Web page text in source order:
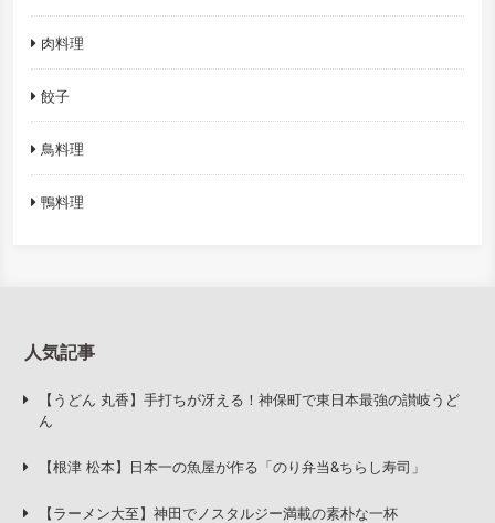
肉料理
餃子
鳥料理
鴨料理
人気記事
【うどん 丸香】手打ちが冴える！神保町で東日本最強の讃岐うど
ん
【根津 松本】日本一の魚屋が作る「のり弁当&ちらし寿司」
【ラーメン大至】神田でノスタルジー満載の素朴な一杯